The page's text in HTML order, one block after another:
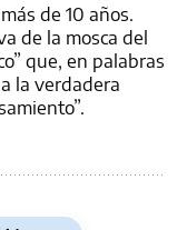
de 10 años.
de la mosca del
que, en palabras
la verdadera